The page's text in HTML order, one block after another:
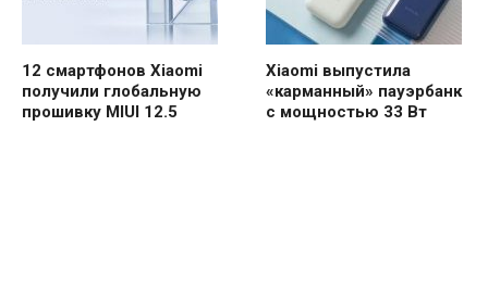
12 смартфонов Xiaomi
получили глобальную
прошивку MIUI 12.5
Xiaomi выпустила
«карманный» пауэрбанк
с мощностью 33 Вт